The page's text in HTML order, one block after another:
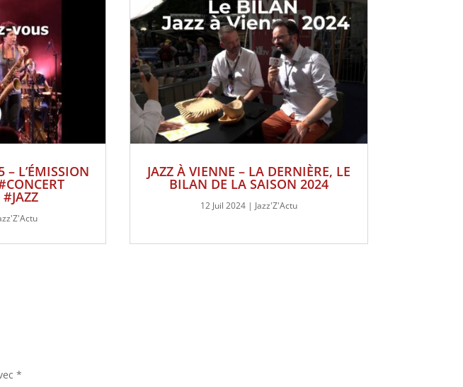
– L’ÉMISSION JAZZ À VIENNE – LA DERNIÈRE, LE
BILAN DE LA SAISON 2024
12 Juil 2024| Jazz'Z'Actu
*